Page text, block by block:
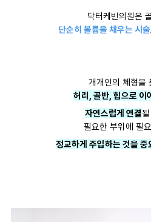
닥터케빈의원은
단순히 볼륨을 채우는 시술
개개인의 체형을
허리, 골반, 힙으로 이
자연스럽게 연결
필요한 부위에 필
정교하게 주입하는 것을 중